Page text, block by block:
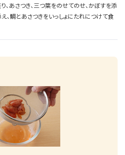
、あさつき、三つ葉をのせてのせ、かぼすを添
、鯛とあさつきをいっしょにたれにつけて食